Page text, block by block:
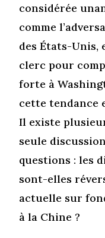
considérée
comme
des États-Unis,
clerc pour
forte à
cette tendance
Il existe
seule
questions : les
sont-elles
actuelle sur
à la Chine ?